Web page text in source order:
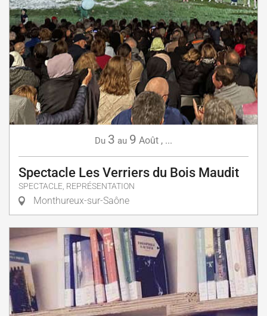
Du 3 au 9 Août , ...
Spectacle Les Verriers du Bois Maudit
SPECTACLE, REPRÉSENTATION
Monthureux-sur-Saône